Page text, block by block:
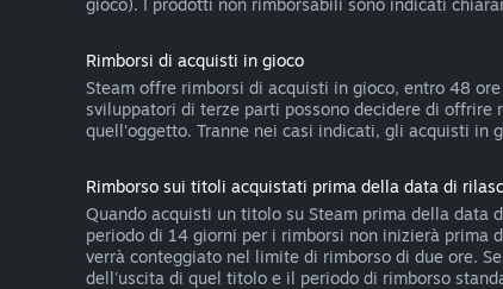
gioco). I prodotti non rimborsabili sono indicati
Rimborsi di acquisti in gioco
Steam offre rimborsi di acquisti in gioco, entro 48
sviluppatori di terze parti possono decidere di
quell'oggetto. Tranne nei casi indicati, gli acquisti in
Rimborso sui titoli acquistati prima della data di
Quando acquisti un titolo su Steam prima della
periodo di 14 giorni per i rimborsi non inizierà prima
verrà conteggiato nel limite di rimborso di due ore.
dell'uscita di quel titolo e il periodo di rimborso